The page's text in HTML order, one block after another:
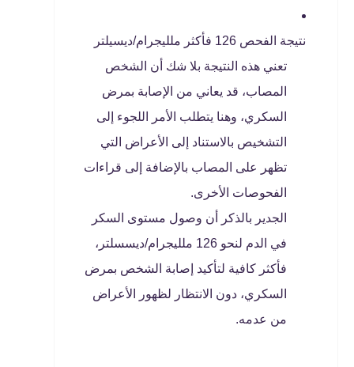
نتيجة الفحص 126 فأكثر ملليجرام/ديسيلتر
تعني هذه النتيجة بلا شك أن الشخص
المصاب، قد يعاني من الإصابة بمرض
السكري، وهنا يتطلب الأمر اللجوء إلى
التشخيص بالاستناد إلى الأعراض التي
تظهر على المصاب بالإضافة إلى قراءات
الفحوصات الأخرى.
الجدير بالذكر أن وصول مستوى السكر
في الدم لنحو 126 ملليجرام/ديسسلتر،
فأكثر كافية لتأكيد إصابة الشخص بمرض
السكري، دون الانتظار لظهور الأعراض
من عدمه.